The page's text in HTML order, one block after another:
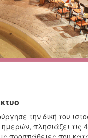
την δική του
πλησιάζει τις